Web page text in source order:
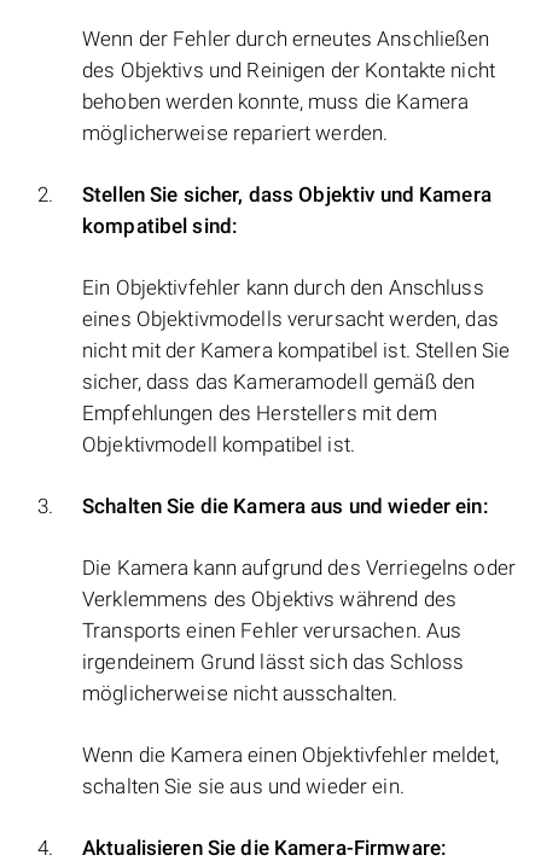
Wenn der Fehler durch erneutes Anschließen
des Objektivs und Reinigen der Kontakte nicht
behoben werden konnte, muss die Kamera
möglicherweise repariert werden.
Stellen Sie sicher, dass Objektiv und Kamera
kompatibel sind:
Ein Objektivfehler kann durch den Anschluss
eines Objektivmodells verursacht werden, das
nicht mit der Kamera kompatibel ist. Stellen Sie
sicher, dass das Kameramodell gemäß den
Empfehlungen des Herstellers mit dem
Objektivmodell kompatibel ist.
Schalten Sie die Kamera aus und wieder ein:
Die Kamera kann aufgrund des Verriegelns oder
Verklemmens des Objektivs während des
Transports einen Fehler verursachen. Aus
irgendeinem Grund lässt sich das Schloss
möglicherweise nicht ausschalten.
Wenn die Kamera einen Objektivfehler meldet,
schalten Sie sie aus und wieder ein.
Aktualisieren Sie die Kamera-Firmware: